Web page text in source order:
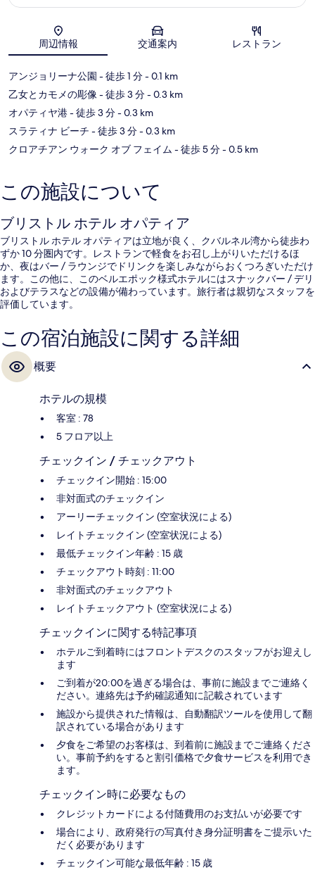
地図
周辺情報 交通案内 レストラン
アンジョリーナ公園 - 徒歩 1 分- 0.1 km
乙女とカモメの彫像- 徒歩 3 分- 0.3 km
オパティヤ港- 徒歩 3 分- 0.3 km
スラティナ ビーチ - 徒歩 3 分- 0.3 km
クロアチアン ウォーク オブ フェイム - 徒歩 5 分- 0.5 km
この施設について
ブリストル ホテル オパティア
ブリストル ホテル オパティアは立地が良く、クバルネル湾から徒歩わ
ずか 10 分圏内です。レストランで軽食をお召し上がりいただけるほ
か、夜はバー / ラウンジでドリンクを楽しみながらおくつろぎいただけ
ます。この他に、このベルエポック様式ホテルにはスナックバー / デリ
およびテラスなどの設備が備わっています。旅行者は親切なスタッフを
評価しています。
この宿泊施設に関する詳細
概要
ホテルの規模
客室 : 78
5 フロア以上
チェックイン / チェックアウト
チェックイン開始 : 15:00
非対面式のチェックイン
アーリーチェックイン (空室状況による)
レイトチェックイン (空室状況による)
最低チェックイン年齢 : 15 歳
チェックアウト時刻 : 11:00
非対面式のチェックアウト
レイトチェックアウト (空室状況による)
チェックインに関する特記事項
ホテルご到着時にはフロントデスクのスタッフがお迎えし
ます
ご到着が20:00を過ぎる場合は、事前に施設までご連絡く
ださい。連絡先は予約確認通知に記載されています
施設から提供された情報は、自動翻訳ツールを使用して翻
訳されている場合があります
夕食をご希望のお客様は、到着前に施設までご連絡くださ
い。事前予約をすると割引価格で夕食サービスを利用でき
ます。
チェックイン時に必要なもの
クレジットカードによる付随費用のお支払いが必要です
場合により、政府発行の写真付き身分証明書をご提示いた
だく必要があります
チェックイン可能な最低年齢 : 15 歳